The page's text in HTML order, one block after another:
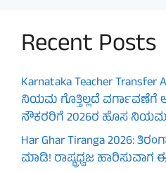
Recent Posts
Karnataka Teacher
ನಿಯಮ ಗೊತ್ತಿಲ್ಲದೆ ವರ್ಗಾವಣೆಗೆ
ನೌಕರರಿಗೆ 2026ರ ಹೊಸ
Har Ghar Tiranga 2026:
ಮಾಡಿ! ರಾಷ್ಟ್ರಧ್ವಜ ಹಾರಿಸುವಾಗ